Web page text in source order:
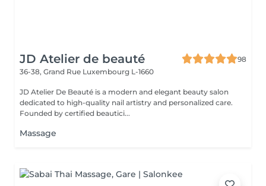
JD Atelier de beauté
98
36-38, Grand Rue Luxembourg L-1660
JD Atelier De Beauté is a modern and elegant beauty salon
dedicated to high-quality nail artistry and personalized care.
Founded by certified beautici...
Massage